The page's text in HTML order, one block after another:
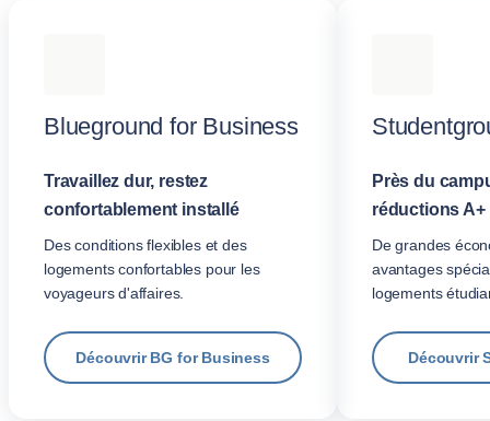
Blueground for Business
Travaillez dur, restez
confortablement installé
Des conditions flexibles et des
logements confortables pour les
voyageurs d'affaires.
Découvrir BG for Business
Près du
réductions A+
De grandes
avantages
logements
Découvrir